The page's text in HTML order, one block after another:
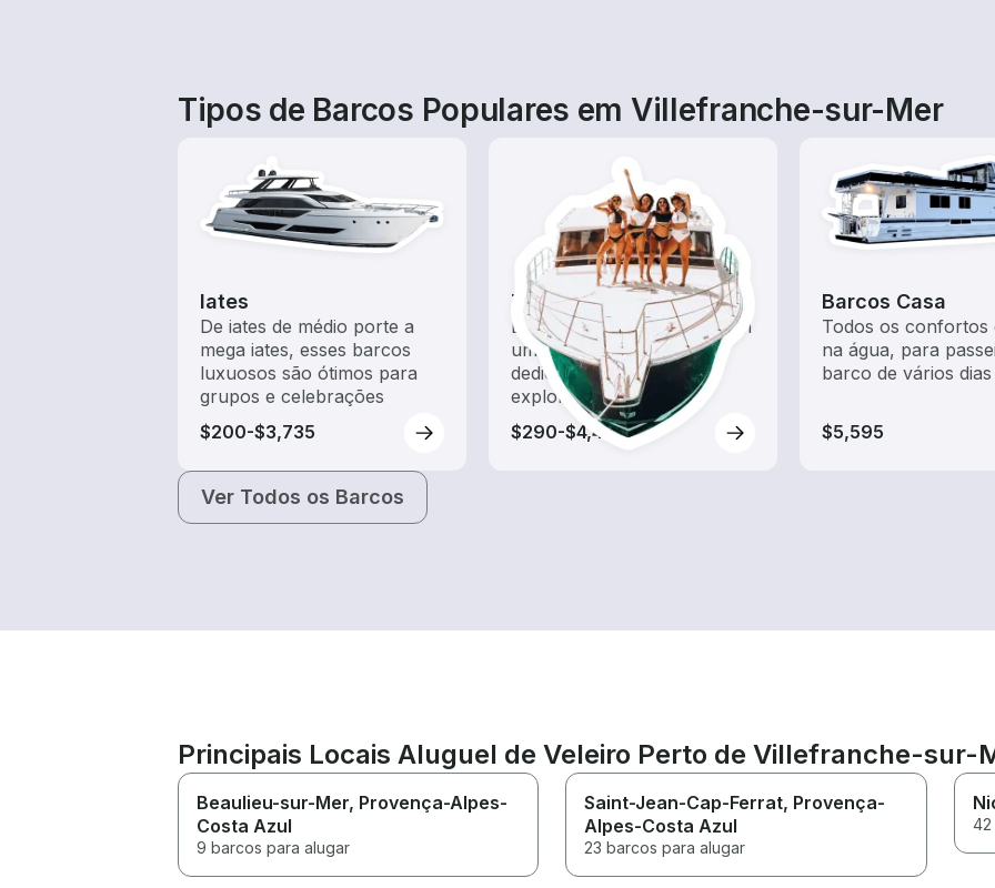
Tipos de Barcos Populares em Villefranche-sur-Mer
Iates
De iates de médio porte a
mega iates, esses barcos
luxuosos são ótimos para
grupos e celebrações
$200-$3,735
Tours
Explore as águas locais com
um aluguel de barco
dedicado a passeios e
exploração
$290-$4,435
Barcos Casa
Todos os confortos
na água, para
barco de vários dias
$5,595
Ver Todos os Barcos
Principais Locais Aluguel de Veleiro Perto de Villefranche-sur-
Beaulieu-sur-Mer, Provença-Alpes-
Costa Azul
9 barcos para alugar
Saint-Jean-Cap-Ferrat, Provença-
Alpes-Costa Azul
23 barcos para alugar
42